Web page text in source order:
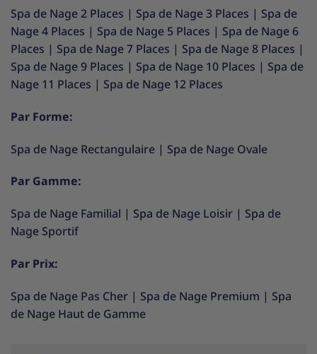
Spa de Nage 2 Places | Spa de Nage 3 Places | Spa de
Nage 4 Places | Spa de Nage 5 Places | Spa de Nage 6
Places | Spa de Nage 7 Places | Spa de Nage 8 Places |
Spa de Nage 9 Places | Spa de Nage 10 Places | Spa de
Nage 11 Places | Spa de Nage 12 Places
Par Forme:
Spa de Nage Rectangulaire | Spa de Nage Ovale
Par Gamme:
Spa de Nage Familial | Spa de Nage Loisir | Spa de
Nage Sportif
Par Prix:
Spa de Nage Pas Cher | Spa de Nage Premium | Spa
de Nage Haut de Gamme